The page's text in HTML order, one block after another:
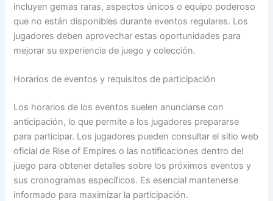
incluyen gemas raras, aspectos únicos o equipo poderoso
que no están disponibles durante eventos regulares. Los
jugadores deben aprovechar estas oportunidades para
mejorar su experiencia de juego y colección.
Horarios de eventos y requisitos de participación
Los horarios de los eventos suelen anunciarse con
anticipación, lo que permite a los jugadores prepararse
para participar. Los jugadores pueden consultar el sitio web
oficial de Rise of Empires o las notificaciones dentro del
juego para obtener detalles sobre los próximos eventos y
sus cronogramas específicos. Es esencial mantenerse
informado para maximizar la participación.